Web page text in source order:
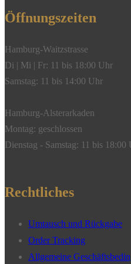
Öffnungszeiten
Hamburg-Waitzstrasse
Di | Mi | Fr: 11 bis 18:00 Uhr
Samstag: 11 bis 14:00 Uhr
Hamburg-Alsterarkaden
Montag: geschlossen
Dienstag - Samstag: 11 bis 18:00
Rechtliches
Umtausch und Rückgabe
Order Tracking
Allgemeine